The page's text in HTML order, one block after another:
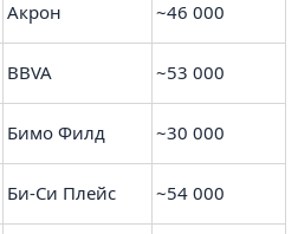
Акрон ~46 000
BBVA ~53 000
Бимо Филд ~30 000
Би-Си Плейс ~54 000